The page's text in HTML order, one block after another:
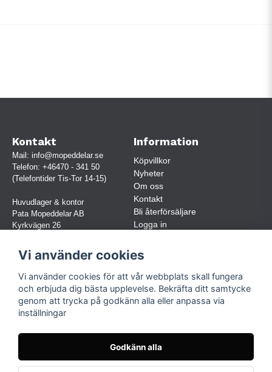
Kontakt
Mail: info@mopeddelar.se
Telefon: +46470 - 341 50
(Telefontider Tis-Tor 14-15)
Huvudlager & kontor
Pata Mopeddelar AB
Kyrkvägen 26
(OBS. Endast förbokade besök)
Org.nr:
559030-5248
Jur. namn: Pata Mopeddelar AB
Information
Köpvillkor
Nyheter
Om oss
Kontakt
Bli återförsäljare
Logga in
Följ oss
TikTok
Vi använder cookies
Vi använder cookies för att vår webbplats skall fungera
och erbjuda dig bästa upplevelse. Bekräfta ditt samtycke
genom att trycka på godkänn alla eller anpassa via
inställningar
Godkänn alla